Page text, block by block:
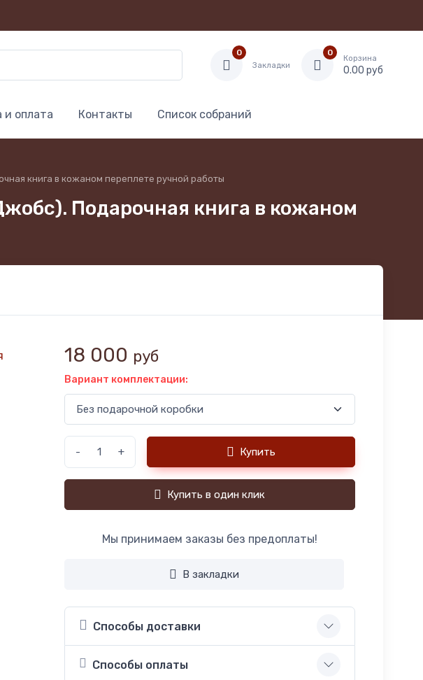
0
Закладки
0
Корзина
0.00 руб
и оплата Контакты Список собраний
книга в кожаном переплете ручной работы
Подарочная книга в кожаном
18 000 руб
Вариант комплектации:
- + Купить
Купить в один клик
Мы принимаем заказы без предоплаты!
В закладки
Способы доставки
Способы оплаты